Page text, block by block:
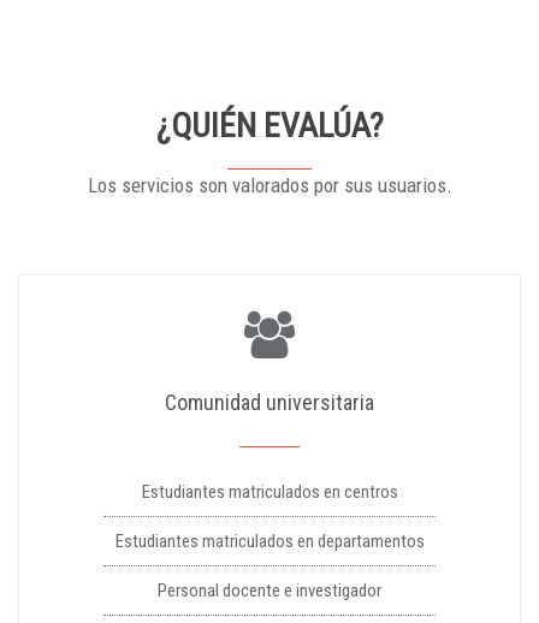
¿QUIÉN EVALÚA?
Los servicios son valorados por sus usuarios.
Comunidad universitaria
Estudiantes matriculados en centros
Estudiantes matriculados en departamentos
Personal docente e investigador